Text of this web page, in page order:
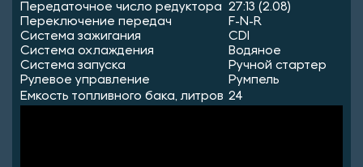
Передаточное число редуктора
27:13 (2.08)
Переключение передач
F-N-R
Система зажигания
CDI
Система охлаждения
Водяное
Система запуска
Ручной стартер
Рулевое управление
Румпель
Емкость топливного бака, литров 24